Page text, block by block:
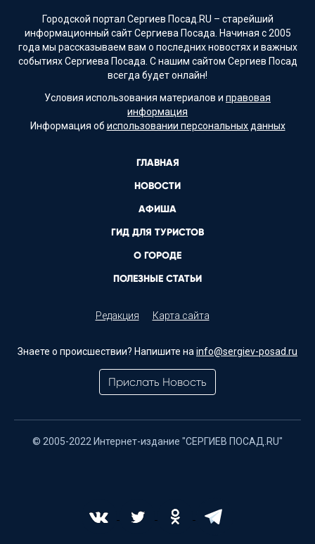
Городской портал Сергиев Посад.RU – старейший
информационный сайт Сергиева Посада. Начиная с 2005
года мы рассказываем вам о последних новостях и важных
событиях Сергиева Посада. С нашим сайтом Сергиев Посад
всегда будет онлайн!
Условия использования материалов и правовая
информация
Информация об использовании персональных данных
ГЛАВНАЯ
НОВОСТИ
АФИША
ГИД ДЛЯ ТУРИСТОВ
О ГОРОДЕ
ПОЛЕЗНЫЕ СТАТЬИ
Редакция Карта сайта
Знаете о происшествии? Напишите на info@sergiev-posad.ru
Прислать Новость
© 2005-2022 Интернет-издание "СЕРГИЕВ ПОСАД.RU"